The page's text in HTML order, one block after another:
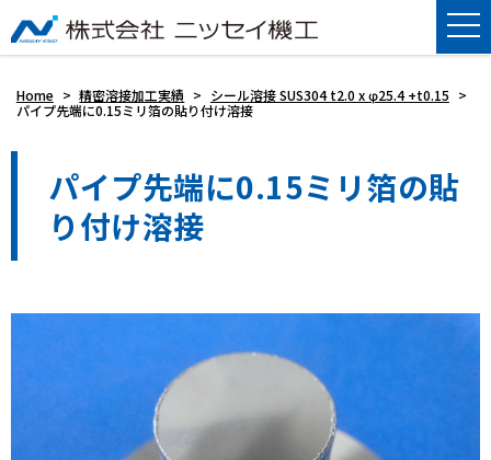
Home > 精密溶接加工実績 > シール溶接 SUS304 t2.0 x φ25.4 +t0.15 >
パイプ先端に0.15ミリ箔の貼り付け溶接
パイプ先端に0.15ミリ箔の貼
り付け溶接